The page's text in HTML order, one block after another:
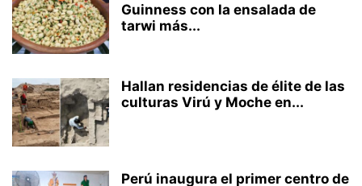
Guinness con la ensalada de
tarwi más...
Hallan residencias de élite de las
culturas Virú y Moche en...
Perú inaugura el primer centro de